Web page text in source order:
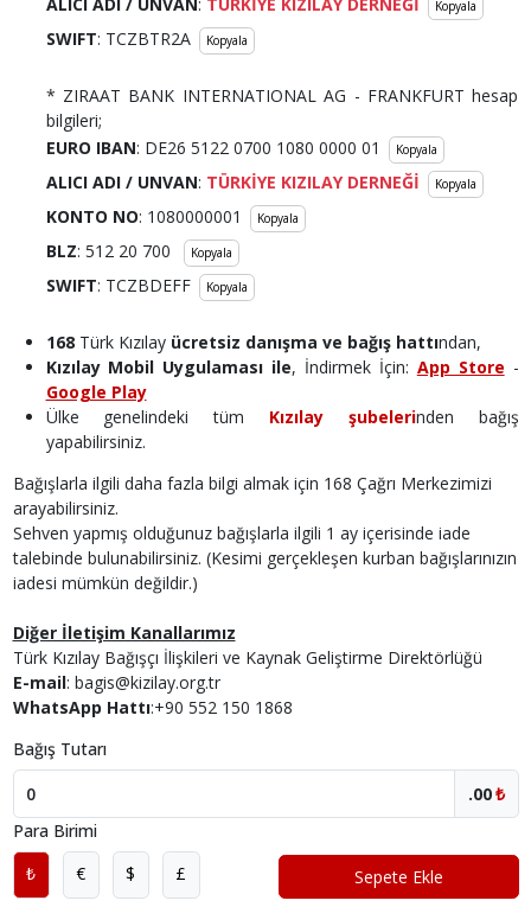
Kopyala
SWIFT: TCZBTR2A Kopyala
* ZIRAAT BANK INTERNATIONAL AG - FRANKFURT hesap
bilgileri;
EURO IBAN: DE26 5122 0700 1080 0000 01 Kopyala
ALICI ADI/ UNVAN: TÜRKİYE KIZILAY DERNEĞİ Kopyala
KONTO NO: 1080000001 Kopyala
BLZ: 512 20 700 Kopyala
SWIFT: TCZBDEFF Kopyala
168 Türk Kızılay ücretsiz danışma ve bağış hattından,
Kızılay Mobil Uygulaması ile, İndirmek İçin: App Store -
Google Play
Ülke genelindeki tüm Kızılay şubelerinden bağış
yapabilirsiniz.
Bağışlarla ilgili daha fazla bilgi almak için 168 Çağrı Merkezimizi
arayabilirsiniz.
Sehven yapmış olduğunuz bağışlarla ilgili 1 ay içerisinde iade
talebinde bulunabilirsiniz. (Kesimi gerçekleşen kurban bağışlarınızın
iadesi mümkün değildir.)
Diğer İletişim Kanallarımız
Türk Kızılay Bağışçı İlişkileri ve Kaynak Geliştirme Direktörlüğü
E-mail: bagis@kizilay.org.tr
WhatsApp Hattı:+90 552 150 1868
Bağış Tutarı
.00₺
Para Birimi
₺
€ $ £ Sepete Ekle